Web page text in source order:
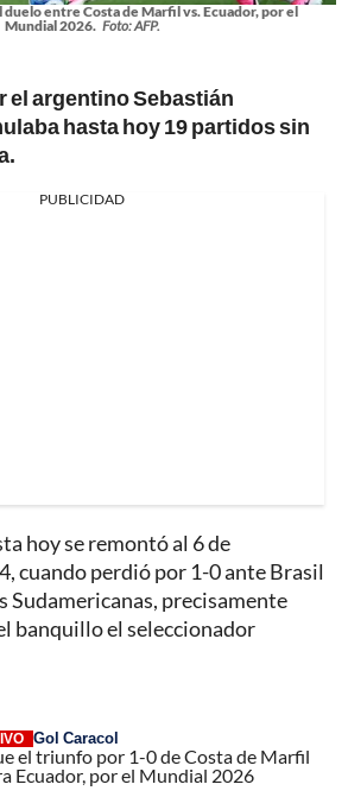
entre Costa de Marfil vs. Ecuador, por el
Mundial 2026. Foto: AFP.
el argentino Sebastián
hasta hoy 19 partidos sin
PUBLICIDAD
hoy se remontó al 6 de
cuando perdió por 1-0 ante Brasil
Sudamericanas, precisamente
banquillo el seleccionador
Gol Caracol
el triunfo por 1-0 de Costa de Marfil
Ecuador, por el Mundial 2026